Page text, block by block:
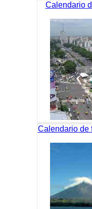
Calendario
Calendario de